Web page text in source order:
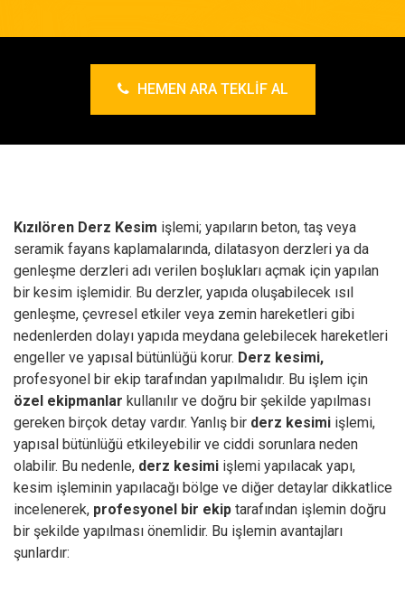
HEMEN ARA TEKLIF AL
Kızılören Derz Kesim işlemi; yapıların beton, taş veya
seramik fayans kaplamalarında, dilatasyon derzleri ya da
genleşme derzleri adı verilen boşlukları açmak için yapılan
bir kesim işlemidir. Bu derzler, yapıda oluşabilecek ısıl
genleşme, çevresel etkiler veya zemin hareketleri gibi
nedenlerden dolayı yapıda meydana gelebilecek hareketleri
engeller ve yapısal bütünlüğü korur. Derz kesimi,
profesyonel bir ekip tarafından yapılmalıdır. Bu işlem için
özel ekipmanlar kullanılır ve doğru bir şekilde yapılması
gereken birçok detay vardır. Yanlış bir derz kesimi işlemi,
yapısal bütünlüğü etkileyebilir ve ciddi sorunlara neden
olabilir. Bu nedenle, derz kesimi işlemi yapılacak yapı,
kesim işleminin yapılacağı bölge ve diğer detaylar dikkatlice
incelenerek, profesyonel bir ekip tarafından işlemin doğru
bir şekilde yapılması önemlidir. Bu işlemin avantajları
şunlardır: